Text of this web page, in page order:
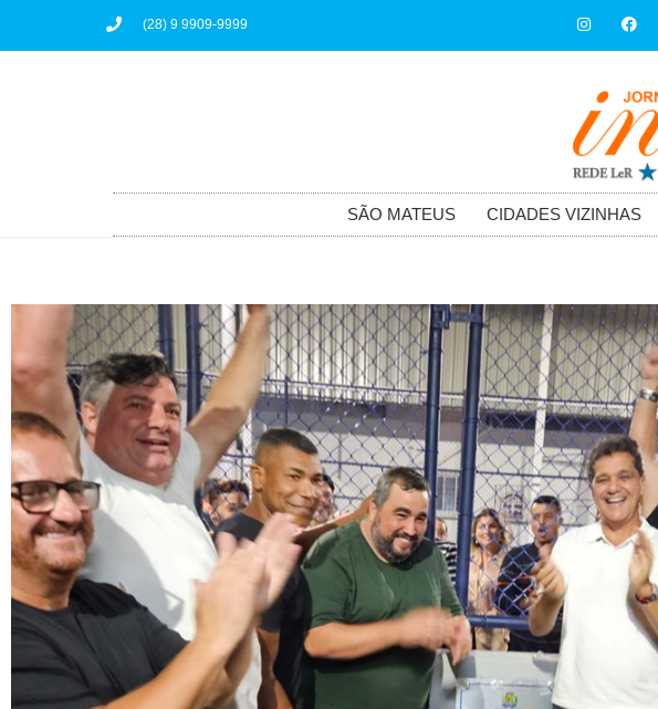
(28) 9 9909-9999
SÃO MATEUS CIDADES VIZINHAS